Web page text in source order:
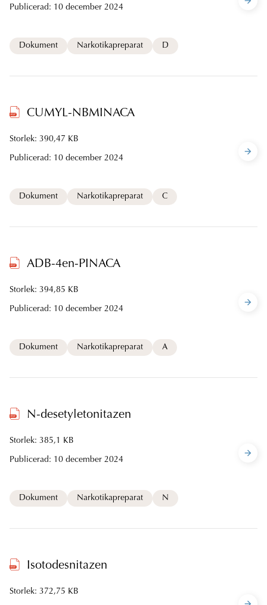
Publicerad: 10 december 2024
Dokument Narkotikapreparat D
CUMYL-NBMINACA
Storlek: 390,47 KB
Publicerad: 10 december 2024
Dokument Narkotikapreparat C
ADB-4en-PINACA
Storlek: 394,85 KB
Publicerad: 10 december 2024
Dokument Narkotikapreparat A
N-desetyletonitazen
Storlek: 385,1 KB
Publicerad: 10 december 2024
Dokument Narkotikapreparat N
Isotodesnitazen
Storlek: 372,75 KB